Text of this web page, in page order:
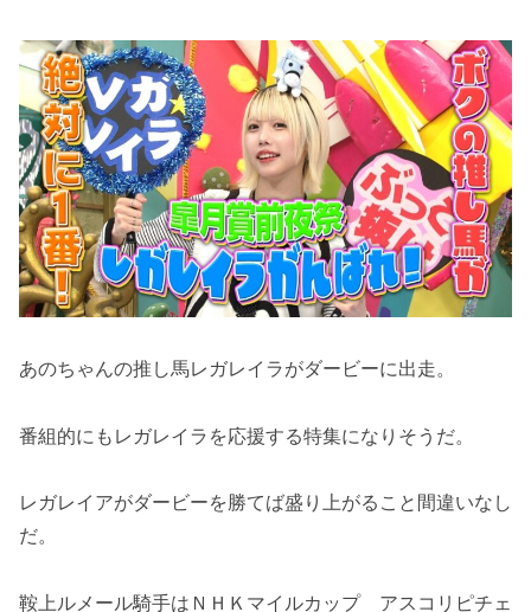
あのちゃんの推し馬レガレイラがダービーに出走。
番組的にもレガレイラを応援する特集になりそうだ。
レガレイアがダービーを勝てば盛り上がること間違いなし
だ。
鞍上ルメール騎手はＮＨＫマイルカップ アスコリピチェ